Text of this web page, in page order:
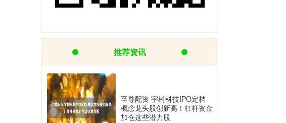
推荐资讯
至尊配资 宇树科技IPO定档
概念龙头股创新高！杠杆资金
加仓这些潜力股